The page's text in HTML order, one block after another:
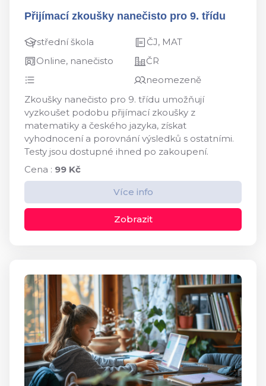
Přijímací zkoušky nanečisto pro 9. třídu
střední škola
ČJ, MAT
Online, nanečisto
ČR
neomezeně
Zkoušky nanečisto pro 9. třídu umožňují
vyzkoušet podobu přijímací zkoušky z
matematiky a českého jazyka, získat
vyhodnocení a porovnání výsledků s ostatními.
Testy jsou dostupné ihned po zakoupení.
Cena : 99 Kč
Více info
Zobrazit